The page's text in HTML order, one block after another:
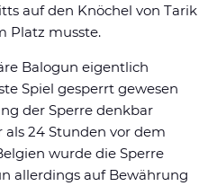
auf den Knöchel von Tarik
Platz musste.
Balogun eigentlich
Spiel gesperrt gewesen
der Sperre denkbar
24 Stunden vor dem
wurde die Sperre
allerdings auf Bewährung